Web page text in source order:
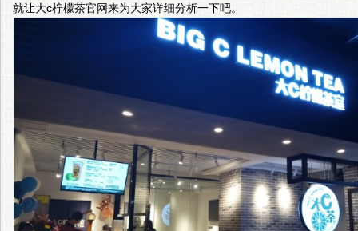
就让大c柠檬茶官网来为大家详细分析一下吧。